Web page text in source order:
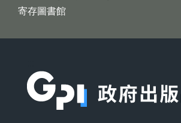
寄存圖書館